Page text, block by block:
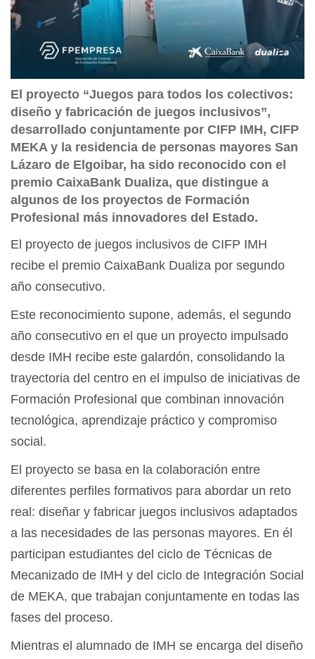
El proyecto “Juegos para todos los colectivos:
diseño y fabricación de juegos inclusivos”,
desarrollado conjuntamente por CIFP IMH, CIFP
MEKA y la residencia de personas mayores San
Lázaro de Elgoibar, ha sido reconocido con el
premio CaixaBank Dualiza, que distingue a
algunos de los proyectos de Formación
Profesional más innovadores del Estado.
El proyecto de juegos inclusivos de CIFP IMH
recibe el premio CaixaBank Dualiza por segundo
año consecutivo.
Este reconocimiento supone, además, el segundo
año consecutivo en el que un proyecto impulsado
desde IMH recibe este galardón, consolidando la
trayectoria del centro en el impulso de iniciativas de
Formación Profesional que combinan innovación
tecnológica, aprendizaje práctico y compromiso
social.
El proyecto se basa en la colaboración entre
diferentes perfiles formativos para abordar un reto
real: diseñar y fabricar juegos inclusivos adaptados
a las necesidades de las personas mayores. En él
participan estudiantes del ciclo de Técnicas de
Mecanizado de IMH y del ciclo de Integración Social
de MEKA, que trabajan conjuntamente en todas las
fases del proceso.
Mientras el alumnado de IMH se encarga del diseño